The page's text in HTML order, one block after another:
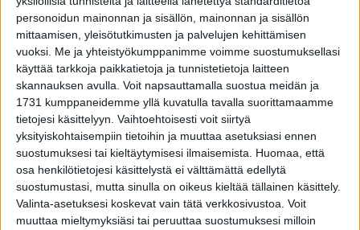
personoidun mainonnan ja sisällön, mainonnan ja sisällön
mittaamisen, yleisötutkimusten ja palvelujen kehittämisen
vuoksi. Me ja yhteistyökumppanimme voimme suostumuksellasi
käyttää tarkkoja paikkatietoja ja tunnistetietoja laitteen
skannauksen avulla. Voit napsauttamalla suostua meidän ja
1731 kumppaneidemme yllä kuvatulla tavalla suorittamaamme
tietojesi käsittelyyn. Vaihtoehtoisesti voit siirtyä
yksityiskohtaisempiin tietoihin ja muuttaa asetuksiasi ennen
suostumuksesi tai kieltäytymisesi ilmaisemista.
Huomaa, että
osa henkilötietojesi käsittelystä ei välttämättä edellytä
suostumustasi, mutta sinulla on oikeus kieltää tällainen käsittely.
Valinta-asetuksesi koskevat vain tätä verkkosivustoa. Voit
muuttaa mieltymyksiäsi tai peruuttaa suostumuksesi milloin